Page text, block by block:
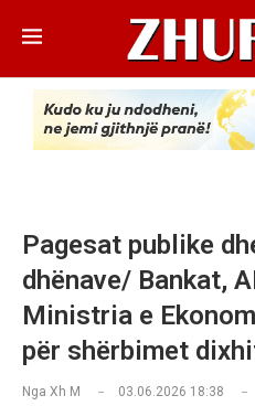
Pagesat publike
dhënave/ Bankat,
Ministria e
për shërbimet
Nga Xh M 03.06.2026 18:38